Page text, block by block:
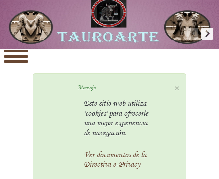
×
Mensaje
Este sitio web utiliza
'cookies' para ofrecerle
una mejor experiencia
de navegación.
Ver documentos de la
Directiva e-Privacy